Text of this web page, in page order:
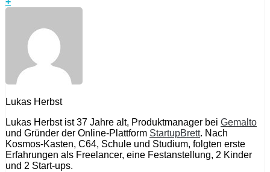
Lukas Herbst
Lukas Herbst ist 37 Jahre alt, Produktmanager bei Gemalto
und Gründer der Online-Plattform StartupBrett. Nach
Kosmos-Kasten, C64, Schule und Studium, folgten erste
Erfahrungen als Freelancer, eine Festanstellung, 2 Kinder
und 2 Start-ups.